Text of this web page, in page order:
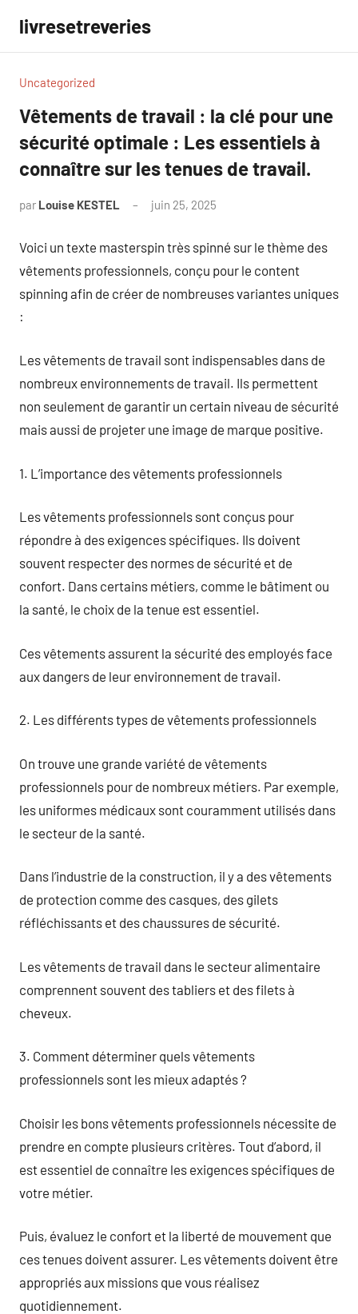
contenu
livresetreveries
Uncategorized
Vêtements de travail : la clé pour une
sécurité optimale : Les essentiels à
connaître sur les tenues de travail.
par Louise KESTEL juin 25, 2025
Voici un texte masterspin très spinné sur le thème des
vêtements professionnels, conçu pour le content
spinning afin de créer de nombreuses variantes uniques
:
Les vêtements de travail sont indispensables dans de
nombreux environnements de travail. Ils permettent
non seulement de garantir un certain niveau de sécurité
mais aussi de projeter une image de marque positive.
1. L’importance des vêtements professionnels
Les vêtements professionnels sont conçus pour
répondre à des exigences spécifiques. Ils doivent
souvent respecter des normes de sécurité et de
confort. Dans certains métiers, comme le bâtiment ou
la santé, le choix de la tenue est essentiel.
Ces vêtements assurent la sécurité des employés face
aux dangers de leur environnement de travail.
2. Les différents types de vêtements professionnels
On trouve une grande variété de vêtements
professionnels pour de nombreux métiers. Par exemple,
les uniformes médicaux sont couramment utilisés dans
le secteur de la santé.
Dans l’industrie de la construction, il y a des vêtements
de protection comme des casques, des gilets
réfléchissants et des chaussures de sécurité.
Les vêtements de travail dans le secteur alimentaire
comprennent souvent des tabliers et des filets à
cheveux.
3. Comment déterminer quels vêtements
professionnels sont les mieux adaptés ?
Choisir les bons vêtements professionnels nécessite de
prendre en compte plusieurs critères. Tout d’abord, il
est essentiel de connaître les exigences spécifiques de
votre métier.
Puis, évaluez le confort et la liberté de mouvement que
ces tenues doivent assurer. Les vêtements doivent être
appropriés aux missions que vous réalisez
quotidiennement.